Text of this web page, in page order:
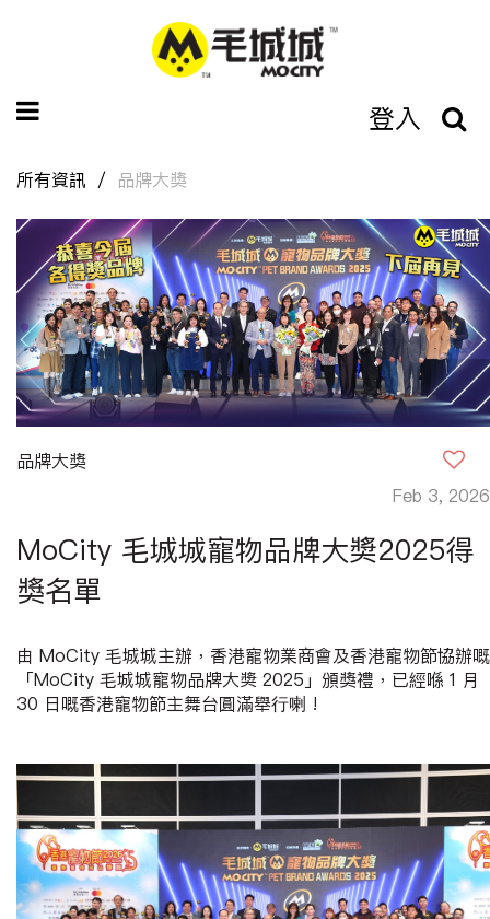
登入
所有資訊 品牌大獎
品牌大獎
Feb 3, 2026
MoCity 毛城城寵物品牌大奬2025得
獎名單
由 MoCity 毛城城主辦，香港寵物業商會及香港寵物節協辦嘅
「MoCity 毛城城寵物品牌大奬 2025」頒獎禮，已經喺 1 月
30 日嘅香港寵物節主舞台圓滿舉行喇 !